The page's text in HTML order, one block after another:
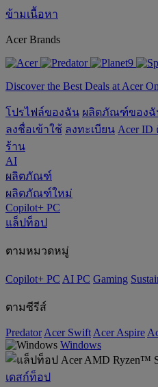
ข้ามเนื้อหา
Acer Brands
Discover the Best Deals at Acer
โปรไฟล์ของฉัน ผลิตภัณฑ์ของฉั
ลงชื่อเข้าใช้ ลงทะเบียน Acer ID
ร้าน
AI
ผลิตภัณฑ์
ผลิตภัณฑ์ใหม่
Copilot+ PC
แล็ปท็อป
ตามหมวดหมู่
Copilot+ PC AI PC Gaming
ตามซีรีส์
Predator Acer Swift Acer Aspire
Windows
เดสก์ท็อป